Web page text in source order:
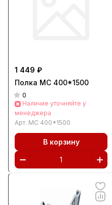
1 449 ₽
Полка МС 400*1500
0
Наличие уточняйте у
менеджера
Арт. МС 400*1500
В корзину